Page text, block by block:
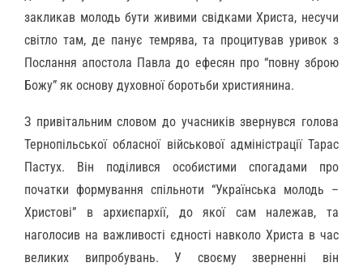
закликав молодь бути живими свідками Христа, несучи
світло там, де панує темрява, та процитував уривок з
Послання апостола Павла до ефесян про “повну зброю
Божу” як основу духовної боротьби християнина.
З привітальним словом до учасників звернувся голова
Тернопільської обласної військової адміністрації Тарас
Пастух. Він поділився особистими спогадами про
початки формування спільноти “Українська молодь –
Христові” в архиєпархії, до якої сам належав, та
наголосив на важливості єдності навколо Христа в час
великих випробувань. У своєму зверненні він